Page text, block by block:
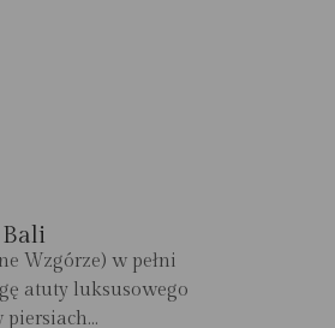
Wzgórze) w pełni
atuty luksusowego
piersiach...